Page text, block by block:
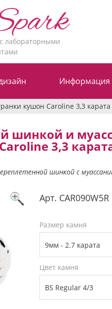
лабораторными
Информация
кушон Caroline 3,3 карата
шинкой и
Caroline 3,3
шинкой с
Арт. CAR090W5R
Размер камня
Цвет камня